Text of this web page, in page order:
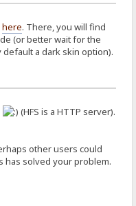
here. There, you will find
(or better wait for the
default a dark skin option).
(HFS is a HTTP server).
other users could
has solved your problem.